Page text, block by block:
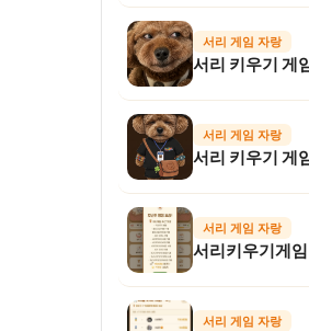
서리 게임 자랑
서리 키우기 게
서리 게임 자랑
서리 키우기 게
서리 게임 자랑
서리키우기게
서리 게임 자랑